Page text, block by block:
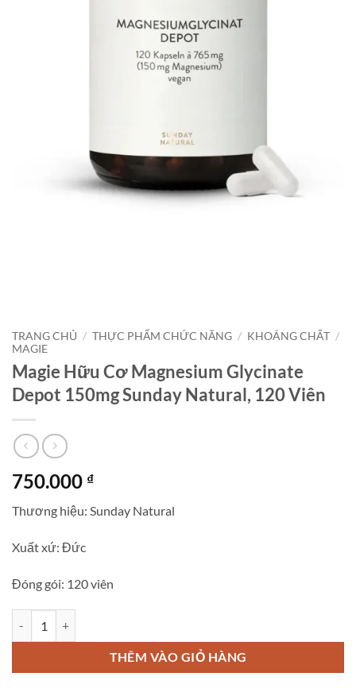
TRANG CHỦ / THỰC PHẨM CHỨC NĂNG / KHOÁNG CHẤT /
MAGIE
Magie Hữu Cơ Magnesium Glycinate
Depot 150mg Sunday Natural, 120 Viên
750.000 ₫
Thương hiệu: Sunday Natural
Xuất xứ: Đức
Đóng gói: 120 viên
THÊM VÀO GIỎ HÀNG